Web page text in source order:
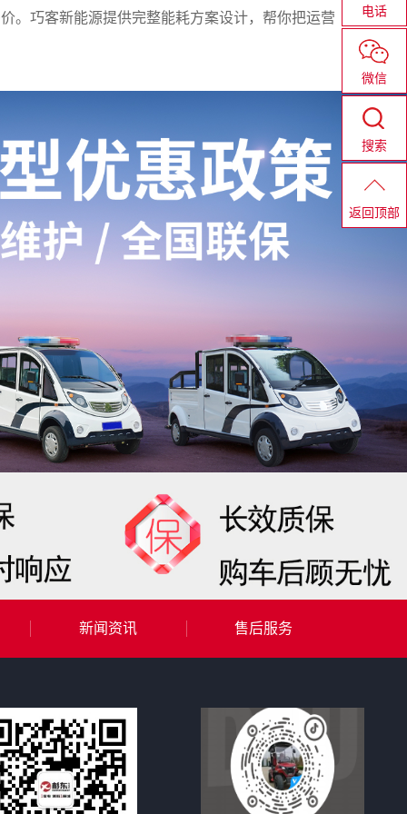
。巧客新能源提供完整能耗方案设计，帮你把运营 电话
微信
搜索
返回顶部
新闻资讯 售后服务